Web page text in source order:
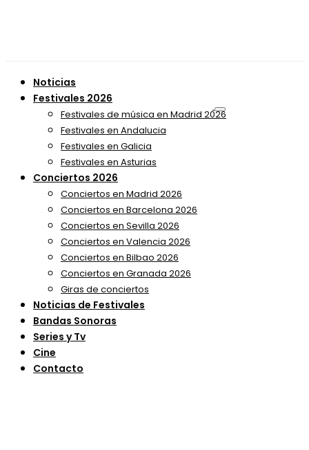
Noticias
Festivales 2026
Festivales de música en Madrid 2026
Festivales en Andalucia
Festivales en Galicia
Festivales en Asturias
Conciertos 2026
Conciertos en Madrid 2026
Conciertos en Barcelona 2026
Conciertos en Sevilla 2026
Conciertos en Valencia 2026
Conciertos en Bilbao 2026
Conciertos en Granada 2026
Giras de conciertos
Noticias de Festivales
Bandas Sonoras
Series y Tv
Cine
Contacto